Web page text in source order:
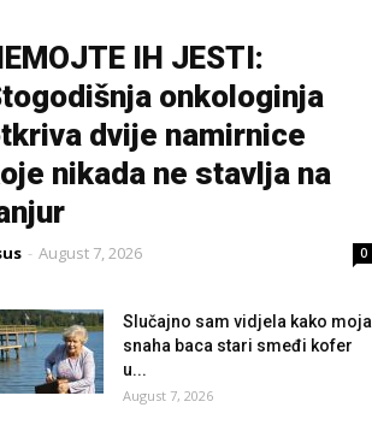
IH JESTI:
onkologinja
dvije namirnice
nikada ne stavlja na
- August 7, 2026 0
Slučajno sam vidjela kako moja
snaha baca stari smeđi kofer
u...
August 7, 2026